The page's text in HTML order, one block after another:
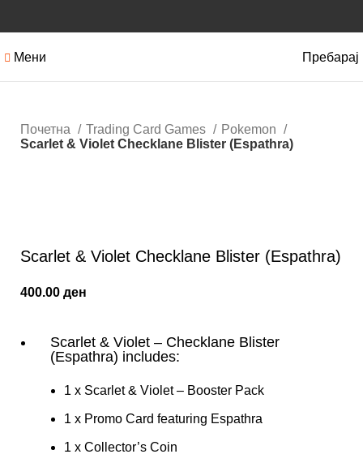
Мени Пребарај
Почетна Trading Card Games
Pokemon
Scarlet & Violet Checklane Blister (Espathra)
Scarlet & Violet Checklane Blister (Espathra)
400.00 ден
Scarlet & Violet – Checklane Blister
(Espathra) includes:
1 x Scarlet & Violet – Booster Pack
1 x Promo Card featuring Espathra
1 x Collector’s Coin